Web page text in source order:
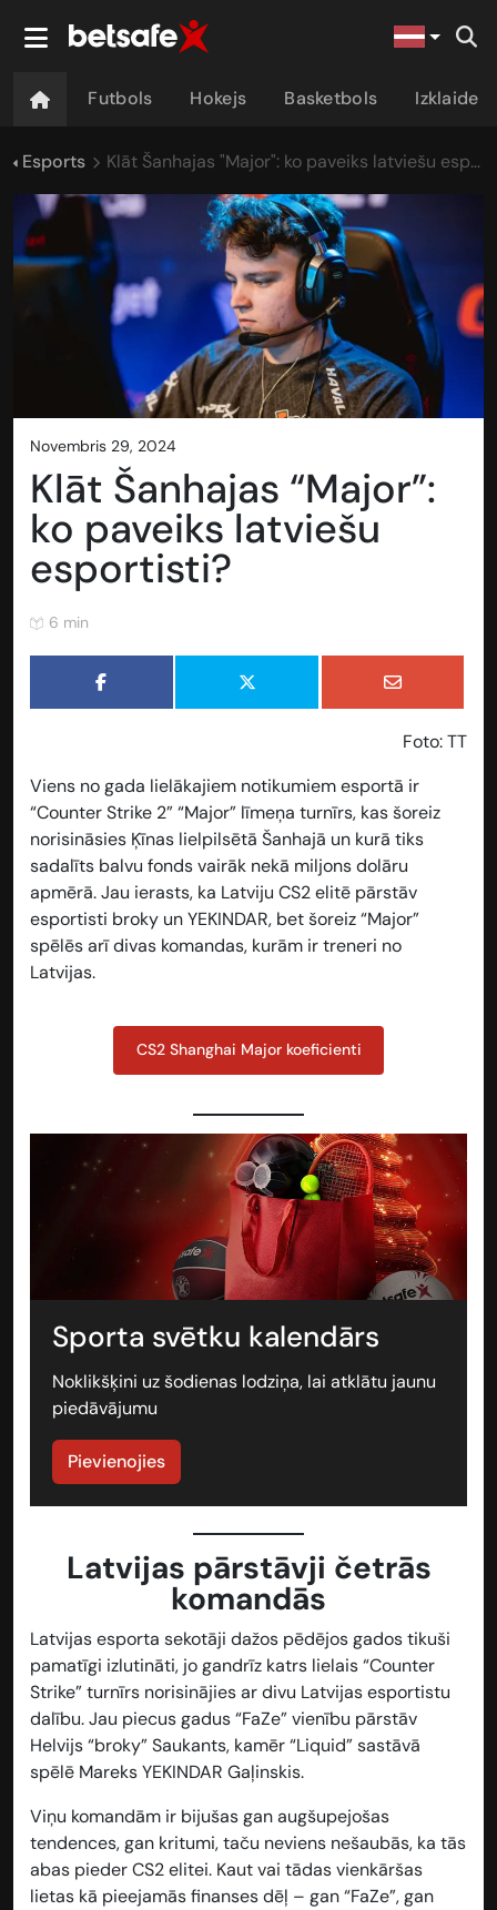
Futbols Hokejs Basketbols Izklaide
Esports Klāt Šanhajas "Major": ko paveiks latviešu esportisti?
novembris 29, 2024
Klāt Šanhajas “Major”:
ko paveiks latviešu
esportisti?
6 min
Foto: TT
Viens no gada lielākajiem notikumiem esportā ir
“Counter Strike 2” “Major” līmeņa turnīrs, kas šoreiz
norisināsies Ķīnas lielpilsētā Šanhajā un kurā tiks
sadalīts balvu fonds vairāk nekā miljons dolāru
apmērā. Jau ierasts, ka Latviju CS2 elitē pārstāv
esportisti broky un YEKINDAR, bet šoreiz “Major”
spēlēs arī divas komandas, kurām ir treneri no
Latvijas.
CS2 Shanghai Major koeficienti
Sporta svētku kalendārs
Noklikšķini uz šodienas lodziņa, lai atklātu jaunu
piedāvājumu
Pievienojies
Latvijas pārstāvji četrās
komandās
Latvijas esporta sekotāji dažos pēdējos gados tikuši
pamatīgi izlutināti, jo gandrīz katrs lielais “Counter
Strike” turnīrs norisinājies ar divu Latvijas esportistu
dalību. Jau piecus gadus “FaZe” vienību pārstāv
Helvijs “broky” Saukants, kamēr “Liquid” sastāvā
spēlē Mareks YEKINDAR Gaļinskis.
Viņu komandām ir bijušas gan augšupejošas
tendences, gan kritumi, taču neviens nešaubās, ka tās
abas pieder CS2 elitei. Kaut vai tādas vienkāršas
lietas kā pieejamās finanses dēļ – gan “FaZe”, gan